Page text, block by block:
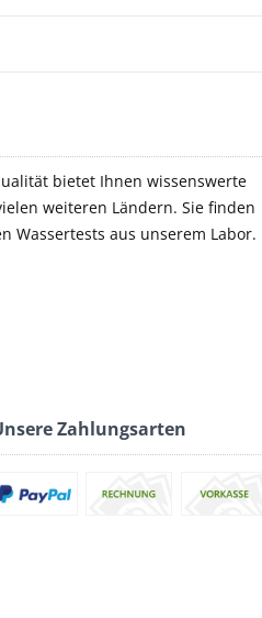
bietet Ihnen wissenswerte
weiteren Ländern. Sie finden
Wassertests aus unserem Labor.
Zahlungsarten